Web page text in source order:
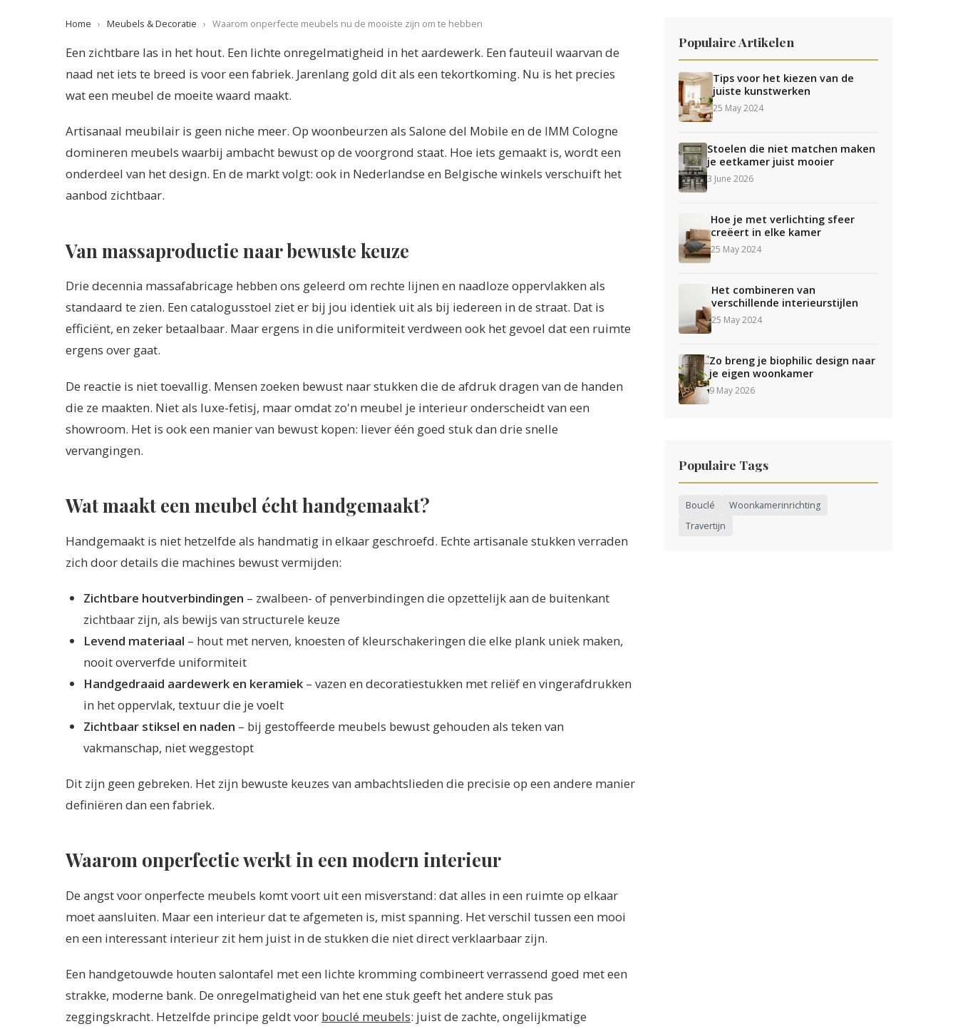
Home › Meubels & Decoratie › Waarom onperfecte meubels nu de mooiste zijn om te hebben
Een zichtbare las in het hout. Een lichte onregelmatigheid in het aardewerk. Een fauteuil waarvan de
naad net iets te breed is voor een fabriek. Jarenlang gold dit als een tekortkoming. Nu is het precies
wat een meubel de moeite waard maakt.
Artisanaal meubilair is geen niche meer. Op woonbeurzen als Salone del Mobile en de IMM Cologne
domineren meubels waarbij ambacht bewust op de voorgrond staat. Hoe iets gemaakt is, wordt een
onderdeel van het design. En de markt volgt: ook in Nederlandse en Belgische winkels verschuift het
aanbod zichtbaar.
Van massaproductie naar bewuste keuze
Drie decennia massafabricage hebben ons geleerd om rechte lijnen en naadloze oppervlakken als
standaard te zien. Een catalogusstoel ziet er bij jou identiek uit als bij iedereen in de straat. Dat is
efficiënt, en zeker betaalbaar. Maar ergens in die uniformiteit verdween ook het gevoel dat een ruimte
ergens over gaat.
De reactie is niet toevallig. Mensen zoeken bewust naar stukken die de afdruk dragen van de handen
die ze maakten. Niet als luxe-fetisj, maar omdat zo'n meubel je interieur onderscheidt van een
showroom. Het is ook een manier van bewust kopen: liever één goed stuk dan drie snelle
vervangingen.
Wat maakt een meubel écht handgemaakt?
Handgemaakt is niet hetzelfde als handmatig in elkaar geschroefd. Echte artisanale stukken verraden
zich door details die machines bewust vermijden:
Zichtbare houtverbindingen – zwalbeen- of penverbindingen die opzettelijk aan de buitenkant
zichtbaar zijn, als bewijs van structurele keuze
Levend materiaal – hout met nerven, knoesten of kleurschakeringen die elke plank uniek maken,
nooit oververfde uniformiteit
Handgedraaid aardewerk en keramiek – vazen en decoratiestukken met reliëf en vingerafdrukken
in het oppervlak, textuur die je voelt
Zichtbaar stiksel en naden – bij gestoffeerde meubels bewust gehouden als teken van
vakmanschap, niet weggestopt
Dit zijn geen gebreken. Het zijn bewuste keuzes van ambachtslieden die precisie op een andere manier
definiëren dan een fabriek.
Waarom onperfectie werkt in een modern interieur
De angst voor onperfecte meubels komt voort uit een misverstand: dat alles in een ruimte op elkaar
moet aansluiten. Maar een interieur dat te afgemeten is, mist spanning. Het verschil tussen een mooi
en een interessant interieur zit hem juist in de stukken die niet direct verklaarbaar zijn.
Een handgetouwde houten salontafel met een lichte kromming combineert verrassend goed met een
strakke, moderne bank. De onregelmatigheid van het ene stuk geeft het andere stuk pas
zeggingskracht. Hetzelfde principe geldt voor bouclé meubels: juist de zachte, ongelijkmatige
Populaire Artikelen
Tips voor het kiezen van de
juiste kunstwerken
25 May 2024
Stoelen die niet matchen maken
je eetkamer juist mooier
3 June 2026
Hoe je met verlichting sfeer
creëert in elke kamer
25 May 2024
Het combineren van
verschillende interieurstijlen
25 May 2024
Zo breng je biophilic design naar
je eigen woonkamer
9 May 2026
Populaire Tags
Bouclé
Woonkamerinrichting
Travertijn